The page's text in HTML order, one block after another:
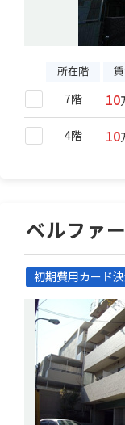
所在階
7階 10
4階 10
ベルファ
初期費用カード